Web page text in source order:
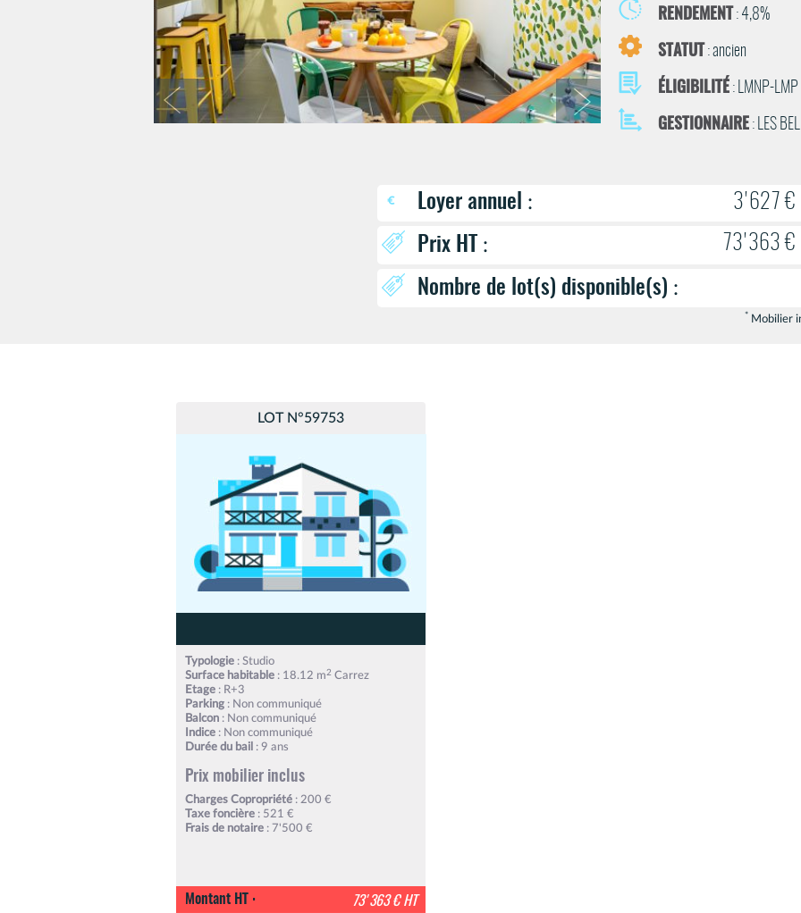
RENDEMENT : 4,8%
STATUT : ancien
ÉLIGIBILITÉ : LMNP-LMP
GESTIONNAIRE : LES
Loyer annuel :
3'627 €
Prix HT
: 73'363 €
Nombre de lot(s) disponible(s) :
* Mobilier
LOT N°59753
Typologie : Studio
Surface habitable : 18.12 m2 Carrez
Etage : R+3
Parking : Non communiqué
Balcon : Non communiqué
Indice : Non communiqué
Durée du bail : 9 ans
Prix mobilier inclus
Charges Copropriété : 200 €
Taxe foncière : 521 €
Frais de notaire : 7'500 €
Montant HT :
73'363 € HT